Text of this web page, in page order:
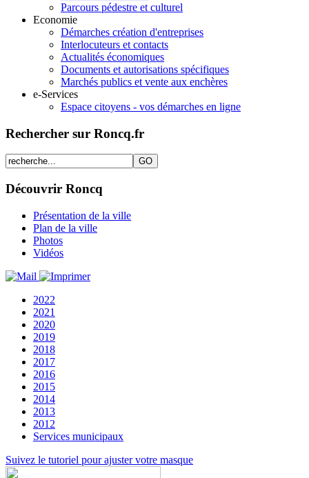
Parcours pédestre et culturel
Economie
Démarches création d'entreprises
Interlocuteurs et contacts
Actualités économiques
Documents et autorisations spécifiques
Marchés publics et vente aux enchères
e-Services
Espace citoyens - vos démarches en ligne
Rechercher sur Roncq.fr
Découvrir Roncq
Présentation de la ville
Plan de la ville
Photos
Vidéos
2022
2021
2020
2019
2018
2017
2016
2015
2014
2013
2012
Services municipaux
Suivez le tutoriel pour ajuster votre masque